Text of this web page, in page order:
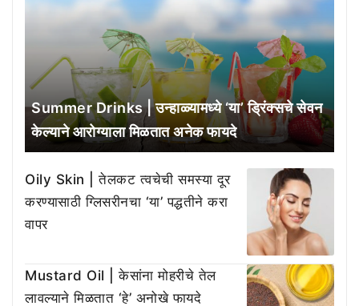
Summer Drinks | उन्हाळ्यामध्ये ‘या’ ड्रिंक्सचे सेवन
केल्याने आरोग्याला मिळतात अनेक फायदे
Oily Skin | तेलकट त्वचेची समस्या दूर
करण्यासाठी ग्लिसरीनचा ‘या’ पद्धतीने करा
वापर
Mustard Oil | केसांना मोहरीचे तेल
लावल्याने मिळतात ‘हे’ अनोखे फायदे